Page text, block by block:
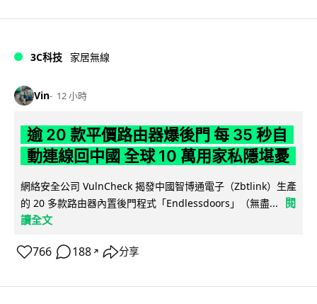
3C科技 家居無線
Vin 12 小時
逾 20 款平價路由器爆後門 每 35 秒自
動連線回中國 全球 10 萬用家私隱堪憂
網絡安全公司 VulnCheck 揭發中國智博通電子（Zbtlink）生產
的 20 多款路由器內置後門程式「Endlessdoors」（無盡...
閱
讀全文
766 188 ↗ 分享